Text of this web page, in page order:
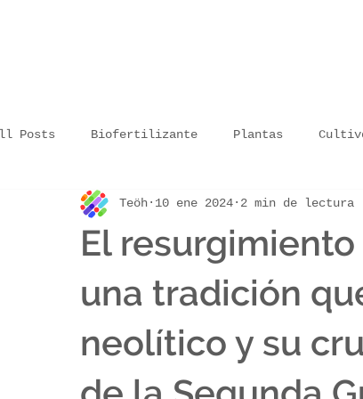
Posts Biofertilizante Plantas
Vacuna biológica microorganismos Priming
Agricultura en Peru
Resina natural Aceite vegetal usado
El
una tradición
neolítico y su
Teöh 10 ene 2024 2 min de lectura